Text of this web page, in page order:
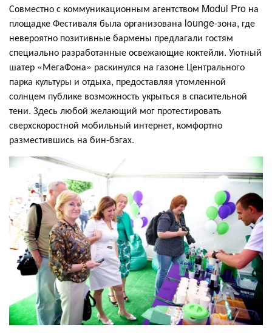
Совместно с коммуникационным агентством Modul Pro на
площадке Фестиваля была организована lounge-зона, где
невероятно позитивные бармены предлагали гостям
специально разработанные освежающие коктейли. Уютный
шатер «МегаФона» раскинулся на газоне Центрального
парка культуры и отдыха, предоставляя утомленной
солнцем публике возможность укрыться в спасительной
тени. Здесь любой желающий мог протестировать
сверхскоростной мобильный интернет, комфортно
разместившись на бин-бэгах.